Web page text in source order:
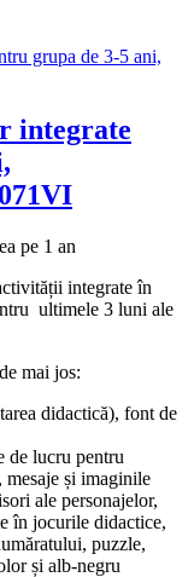
integrate
pe 1 an
integrate în
ultimele 3 luni ale
mai jos:
didactică), font de
de lucru pentru
mesaje și imaginile
ale personajelor,
în jocurile didactice,
puzzle,
și alb-negru